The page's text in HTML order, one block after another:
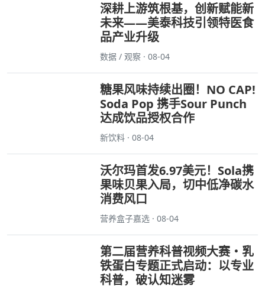
深耕上游筑根基，创新赋能新
未来——美泰科技引领特医食
品产业升级
数据 / 观察 · 08-04
糖果风味持续出圈！NO CAP!
Soda Pop 携手Sour Punch
达成饮品授权合作
新饮料 · 08-04
沃尔玛首发6.97美元！Sola携
果味贝果入局，切中低净碳水
消费风口
营养盒子嘉选 · 08-04
第二届营养科普视频大赛・乳
铁蛋白专题正式启动：以专业
科普，破认知迷雾